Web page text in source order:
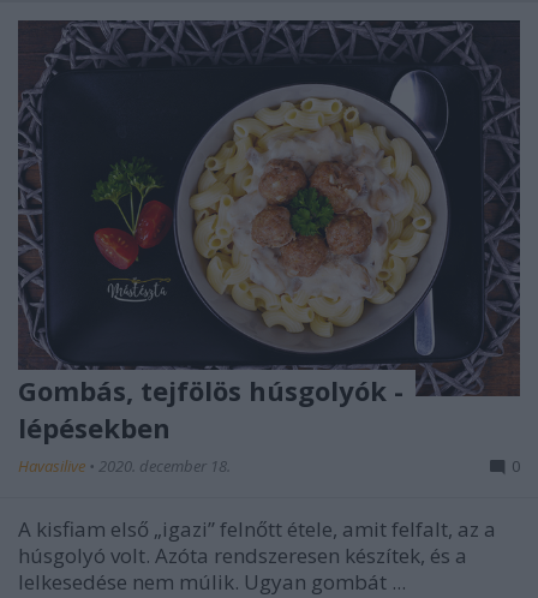
Gombás, tejfölös húsgolyók -
lépésekben
Havasilive • 2020. december 18. 0
A kisfiam első „igazi” felnőtt étele, amit felfalt, az a
húsgolyó volt. Azóta rendszeresen készítek, és a
lelkesedése nem múlik. Ugyan gombát ...